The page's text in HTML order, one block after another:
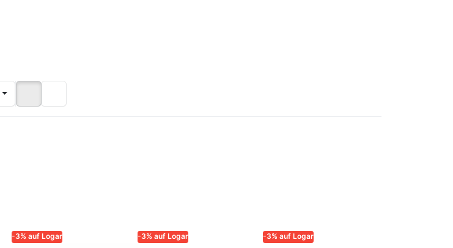
-3% auf Logar -3% auf Logar -3% auf Logar